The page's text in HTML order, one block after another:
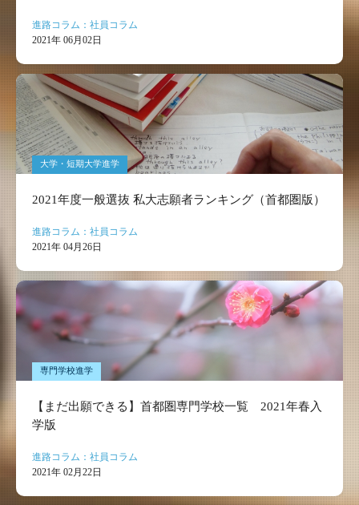
進路コラム：社員コラム
2021年 06月02日
大学・短期大学進学
2021年度一般選抜 私大志願者ランキング（首都圏版）
進路コラム：社員コラム
2021年 04月26日
専門学校進学
【まだ出願できる】首都圏専門学校一覧 2021年春入
学版
進路コラム：社員コラム
2021年 02月22日